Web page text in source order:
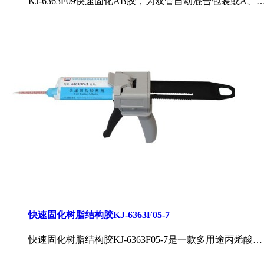
快速固化树脂结构胶KJ-6363F05-7
快速固化树脂结构胶KJ-6363F05-7是一款多用途丙烯酸…